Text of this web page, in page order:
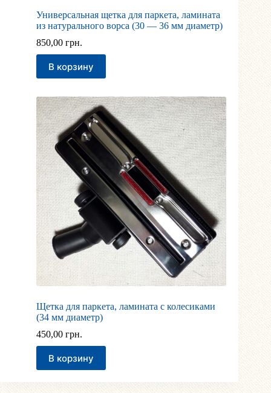
Универсальная щетка для паркета, ламината
из натурального ворса (30 — 36 мм диаметр)
850,00 грн.
В корзину
Щетка для паркета, ламината с колесиками
(34 мм диаметр)
450,00 грн.
В корзину